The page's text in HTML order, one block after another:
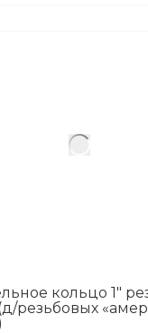
кольцо 1″
резьбовых